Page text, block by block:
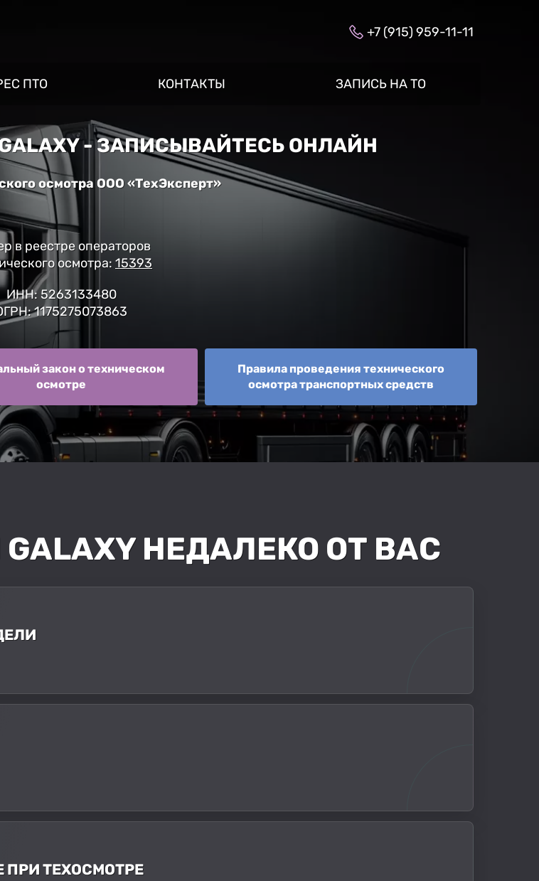
+7 (915) 959-11-11
ПТО КОНТАКТЫ ЗАПИСЬ НА ТО
GALAXY - ЗАПИСЫВАЙТЕСЬ ОНЛАЙН
осмотра ООО «ТехЭксперт»
в реестре операторов
осмотра: 15393
ИНН: 5263133480
1175275073863
закон о техническом
осмотре
Правила проведения технического
осмотра транспортных средств
НЕДАЛЕКО ОТ ВАС
ТЕХОСМОТРЕ